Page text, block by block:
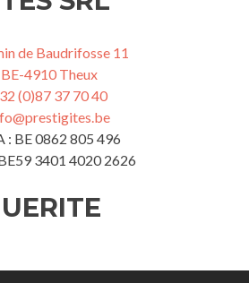
de Baudrifosse 11
BE-4910 Theux
(0)87 37 70 40
: BE 0862 805 496
3401 4020 2626